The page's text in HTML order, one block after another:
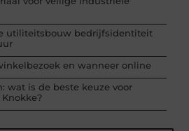
utiliteitsbouw bedrijfsidentiteit
en wanneer online
wat is de beste keuze voor